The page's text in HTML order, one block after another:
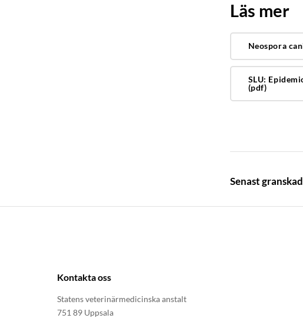
Läs mer
Neospora
SLU:
(pdf)
Senast granskad
Kontakta oss
Statens veterinärmedicinska anstalt
751 89 Uppsala